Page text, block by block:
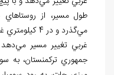
طول مسير، از روستاهاي
مي
گذرد و در 4
غربي تغيير مسير مي
جمهوري تركمنستان،